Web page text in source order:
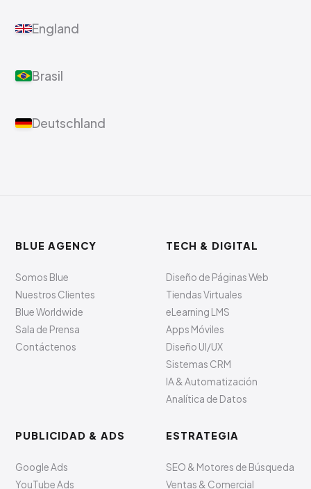
England
Brasil
Deutschland
BLUE AGENCY
Somos Blue
Nuestros Clientes
Blue Worldwide
Sala de Prensa
Contáctenos
TECH & DIGITAL
Diseño de Páginas Web
Tiendas Virtuales
eLearning LMS
Apps Móviles
Diseño UI/UX
Sistemas CRM
IA & Automatización
Analítica de Datos
PUBLICIDAD & ADS
Google Ads
YouTube Ads
ESTRATEGIA
SEO & Motores de Búsqueda
Ventas & Comercial